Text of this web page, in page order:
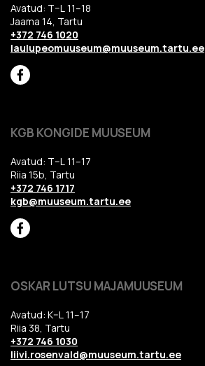
Avatud: T–L 11–18
Jaama 14, Tartu
+372 746 1020
laulupeomuuseum@muuseum.tartu.ee
KGB KONGIDE MUUSEUM
Avatud: T–L 11–17
Riia 15b, Tartu
+372 746 1717
kgb@muuseum.tartu.ee
OSKAR LUTSU MAJAMUUSEUM
Avatud: K–L 11–17
Riia 38, Tartu
+372 746 1030
liivi.rosenvald@muuseum.tartu.ee